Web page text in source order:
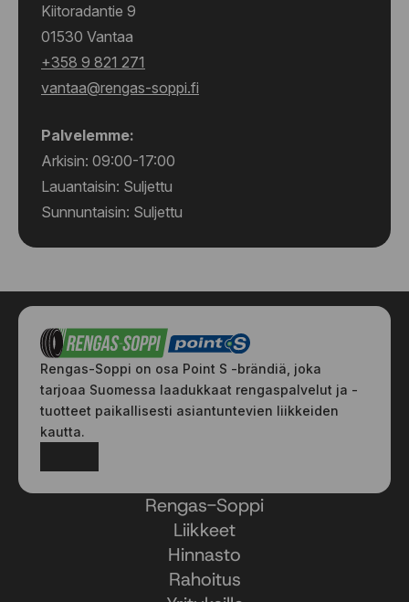
Kiitoradantie 9
01530 Vantaa
+358 9 821 271
vantaa@rengas-soppi.fi
Palvelemme:
Arkisin: 09:00-17:00
Lauantaisin: Suljettu
Sunnuntaisin: Suljettu
Rengas-Soppi on osa Point S -brändiä, joka
tarjoaa Suomessa laadukkaat rengaspalvelut ja -
tuotteet paikallisesti asiantuntevien liikkeiden
kautta.
Rengas-Soppi
Liikkeet
Hinnasto
Rahoitus